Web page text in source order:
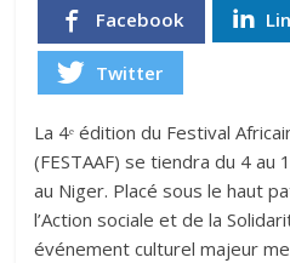
Facebook
Twitter
La 4ᵉ édition du Festival
(FESTAAF) se tiendra du 4 au
au Niger. Placé sous le haut
l’Action sociale et de la
événement culturel majeur